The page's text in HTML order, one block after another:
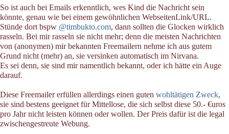
So ist auch bei Emails erkenntlich, wes Kind die Nachricht sein
könnte, genau wie bei einem gewöhnlichen WebseitenLink/URL.
Stünde dort bspw @timbukto.com, dann sollten die Glocken wirklich
rasseln. Bei mir rasseln sie nicht mehr; denn die meisten Nachrichten
von (anonymen) mir bekannten Freemailern nehme ich aus gutem
Grund nicht (mehr) an, sie versinken automatisch im Nirvana.
Es sei denn, sie sind mir namentlich bekannt, oder ich hätte ein Auge
darauf.
Diese Freemailer erfüllen allerdings einen guten wohltätigen Zweck,
sie sind bestens geeignet für Mittellose, die sich selbst diese 50.- €uros
pro Jahr nicht leisten können oder wollen. Der Preis dafür ist die legal
zwischengestreute Webung.